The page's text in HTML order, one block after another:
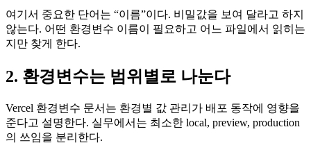
여기서 중요한 단어는 “이름”이다. 비밀값을 보여 달라고 하지
않는다. 어떤 환경변수 이름이 필요하고 어느 파일에서 읽히는
지만 찾게 한다.
2. 환경변수는 범위별로 나눈다
Vercel 환경변수 문서는 환경별 값 관리가 배포 동작에 영향을
준다고 설명한다. 실무에서는 최소한 local, preview, production
의 쓰임을 분리한다.